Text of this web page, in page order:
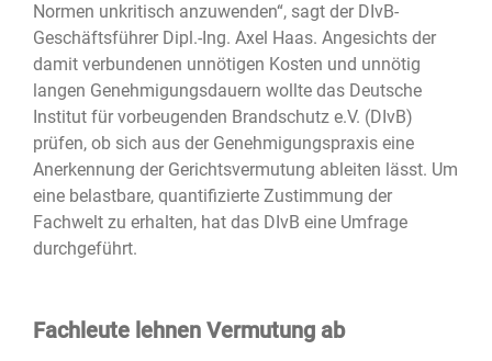
Normen unkritisch anzuwenden“, sagt der DIvB-
Geschäftsführer Dipl.-Ing. Axel Haas. Angesichts der
damit verbundenen unnötigen Kosten und unnötig
langen Genehmigungsdauern wollte das Deutsche
Institut für vorbeugenden Brandschutz e.V. (DIvB)
prüfen, ob sich aus der Genehmigungspraxis eine
Anerkennung der Gerichtsvermutung ableiten lässt. Um
eine belastbare, quantifizierte Zustimmung der
Fachwelt zu erhalten, hat das DIvB eine Umfrage
durchgeführt.
Fachleute lehnen Vermutung ab